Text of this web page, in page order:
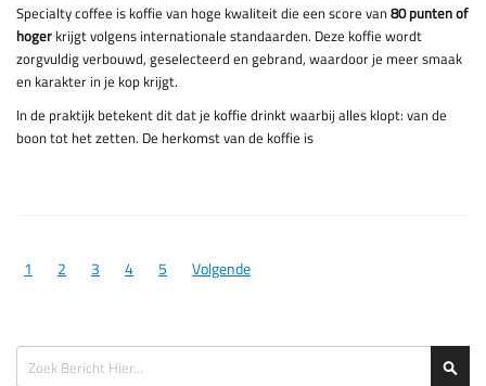
Specialty coffee is koffie van hoge kwaliteit die een score van80 punten of
hoger krijgt volgens internationale standaarden. Deze koffie wordt
zorgvuldig verbouwd, geselecteerd en gebrand, waardoor je meer smaak
en karakter in je kop krijgt.
In de praktijk betekent dit dat je koffie drinkt waarbij alles klopt: van de
boon tot het zetten. De herkomst van de koffie is
1 2 3 4 5 Volgende
Zoeken